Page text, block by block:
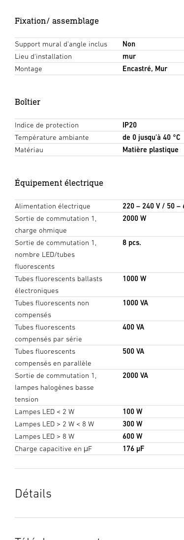
Fixation/ assemblage
Support mural d'angle inclus
Non
Lieu d'installation
mur
Montage
Encastré, Mur
Boîtier
Indice de protection
IP20
Température ambiante
de 0 jusqu'à 40 °C
Matériau
Matière plastique
Équipement électrique
Alimentation électrique
220 – 240 V / 50 –
Sortie de commutation 1,
charge ohmique
2000 W
Sortie de commutation 1,
nombre LED/tubes
fluorescents
8 pcs.
Tubes fluorescents ballasts
électroniques
1000 W
Tubes fluorescents non
compensés
1000 VA
Tubes fluorescents
compensés par série
400 VA
Tubes fluorescents
compensés en parallèle
500 VA
Sortie de commutation 1,
lampes halogènes basse
tension
2000 VA
Lampes LED < 2 W
100 W
Lampes LED > 2 W < 8 W
300 W
Lampes LED > 8 W
600 W
Charge capacitive en μF
176 µF
Détails